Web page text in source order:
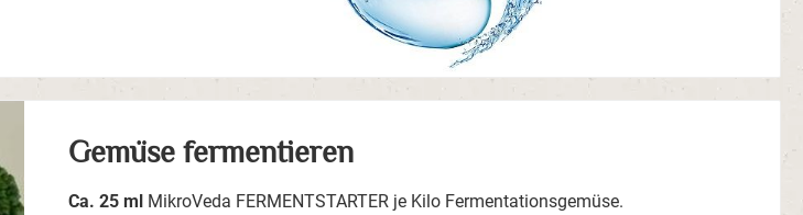
Gemüse fermentieren
Ca. 25 ml MikroVeda FERMENTSTARTER je Kilo Fermentationsgemüse.